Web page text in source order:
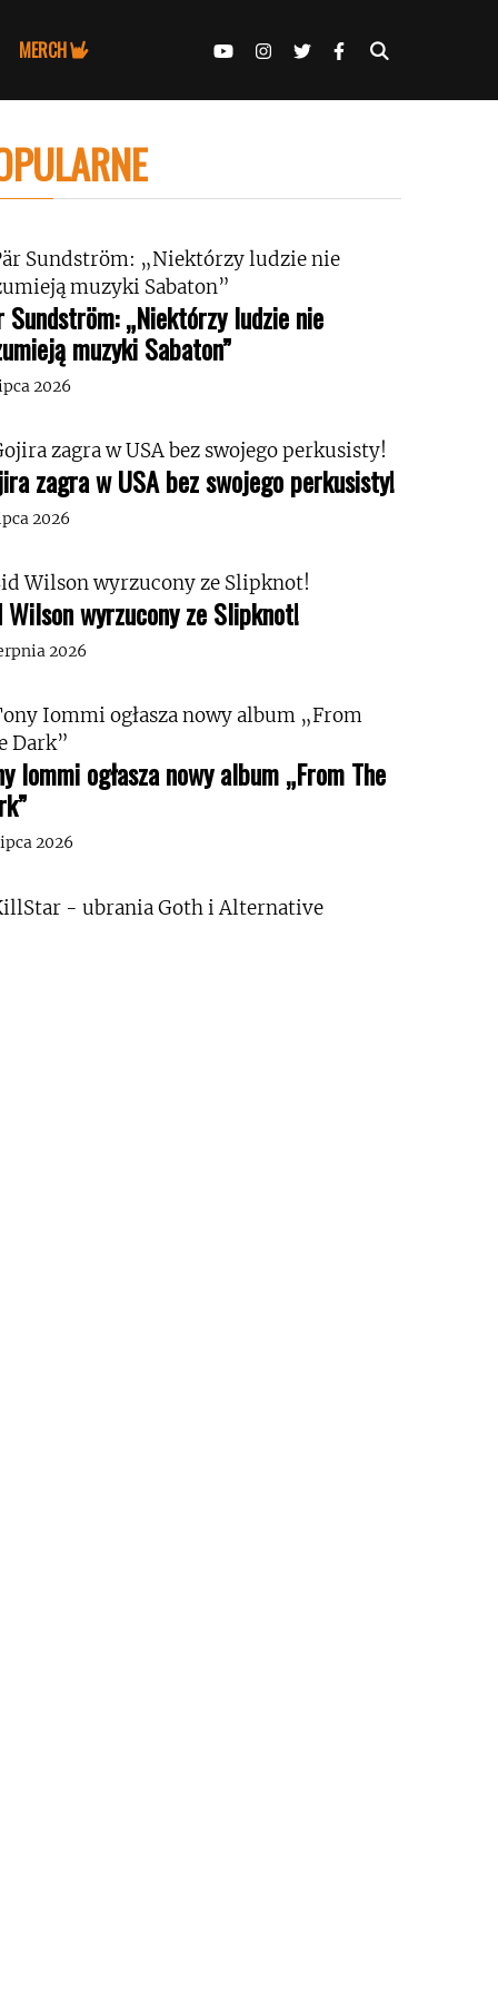
MERCH
Sundström: „Niektórzy ludzie nie
muzyki Sabaton”
2026
zagra w USA bez swojego perkusisty!
2026
Wilson wyrzucony ze Slipknot!
2026
Iommi ogłasza nowy album „From The
2026